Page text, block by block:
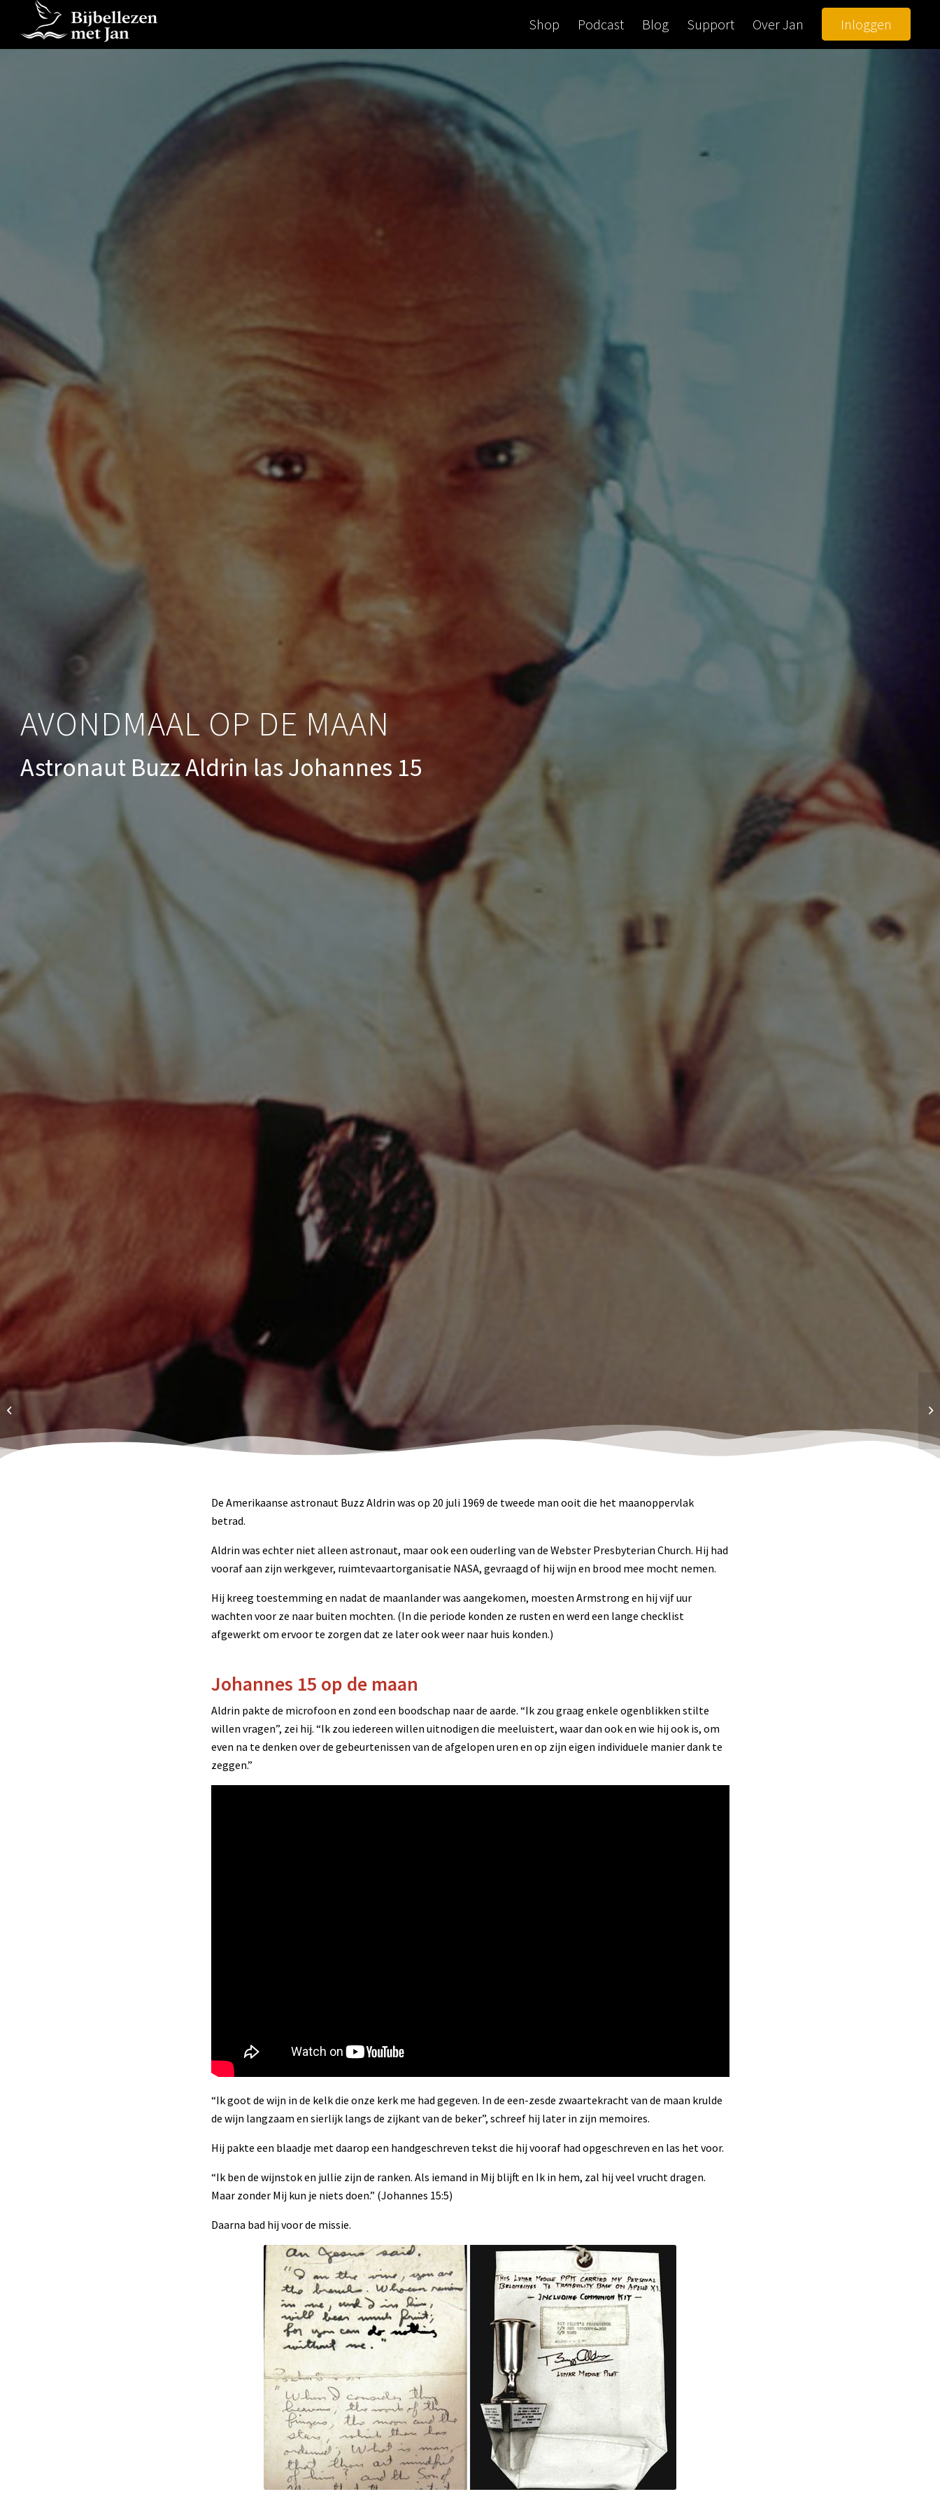
Shop Podcast Blog Support Over Jan Inloggen
AVONDMAAL OP DE MAAN
Astronaut Buzz Aldrin las Johannes 15
De Amerikaanse astronaut Buzz Aldrin was op 20 juli 1969 de tweede man ooit die het maanoppervlak
betrad.
Aldrin was echter niet alleen astronaut, maar ook een ouderling van de Webster Presbyterian Church. Hij had
vooraf aan zijn werkgever, ruimtevaartorganisatie NASA, gevraagd of hij wijn en brood mee mocht nemen.
Hij kreeg toestemming en nadat de maanlander was aangekomen, moesten Armstrong en hij vijf uur
wachten voor ze naar buiten mochten. (In die periode konden ze rusten en werd een lange checklist
afgewerkt om ervoor te zorgen dat ze later ook weer naar huis konden.)
Johannes 15 op de maan
Aldrin pakte de microfoon en zond een boodschap naar de aarde. “Ik zou graag enkele ogenblikken stilte
willen vragen”, zei hij. “Ik zou iedereen willen uitnodigen die meeluistert, waar dan ook en wie hij ook is, om
even na te denken over de gebeurtenissen van de afgelopen uren en op zijn eigen individuele manier dank te
zeggen.”
“Ik goot de wijn in de kelk die onze kerk me had gegeven. In de een-zesde zwaartekracht van de maan krulde
de wijn langzaam en sierlijk langs de zijkant van de beker”, schreef hij later in zijn memoires.
Hij pakte een blaadje met daarop een handgeschreven tekst die hij vooraf had opgeschreven en las het voor.
“Ik ben de wijnstok en jullie zijn de ranken. Als iemand in Mij blijft en Ik in hem, zal hij veel vrucht dragen.
Maar zonder Mij kun je niets doen.” (Johannes 15:5)
Daarna bad hij voor de missie.